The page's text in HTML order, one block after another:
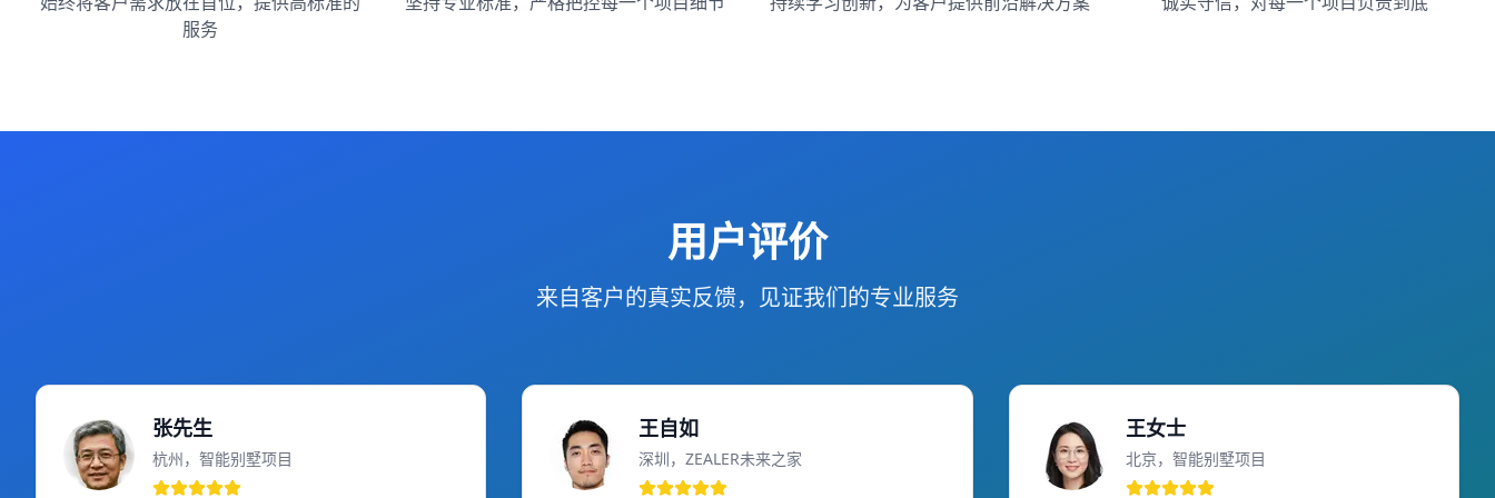
服务
用户评价
来自客户的真实反馈，见证我们的专业服务
张先生
杭州，智能别墅项目
王自如
深圳，ZEALER未来之家
王女士
北京，智能别墅项目